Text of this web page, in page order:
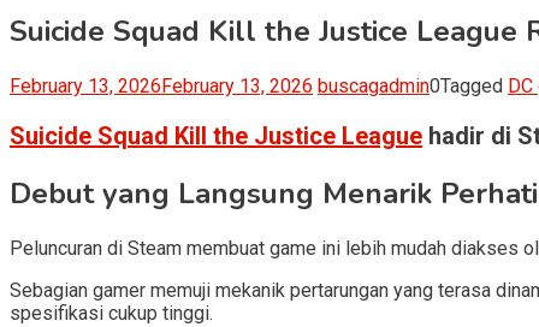
Suicide Squad Kill the Justice League
February 13, 2026February 13, 2026 buscagadmin0Tagged DC
Suicide Squad Kill the Justice League hadir di
Debut yang Langsung Menarik
Peluncuran di Steam membuat game ini lebih mudah diakses
Sebagian gamer memuji mekanik pertarungan yang terasa
spesifikasi cukup tinggi.